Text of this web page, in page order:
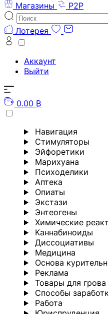
Магазины
P2P
Лотерея
Аккаунт
Выйти
0.00 ₿
Навигация
Стимуляторы
Эйфоретики
Марихуана
Психоделики
Аптека
Опиаты
Экстази
Энтеогены
Химические
Каннабиноиды
Диссоциативы
Медицина
Основа
Реклама
Товары для грова
Способы
Работа